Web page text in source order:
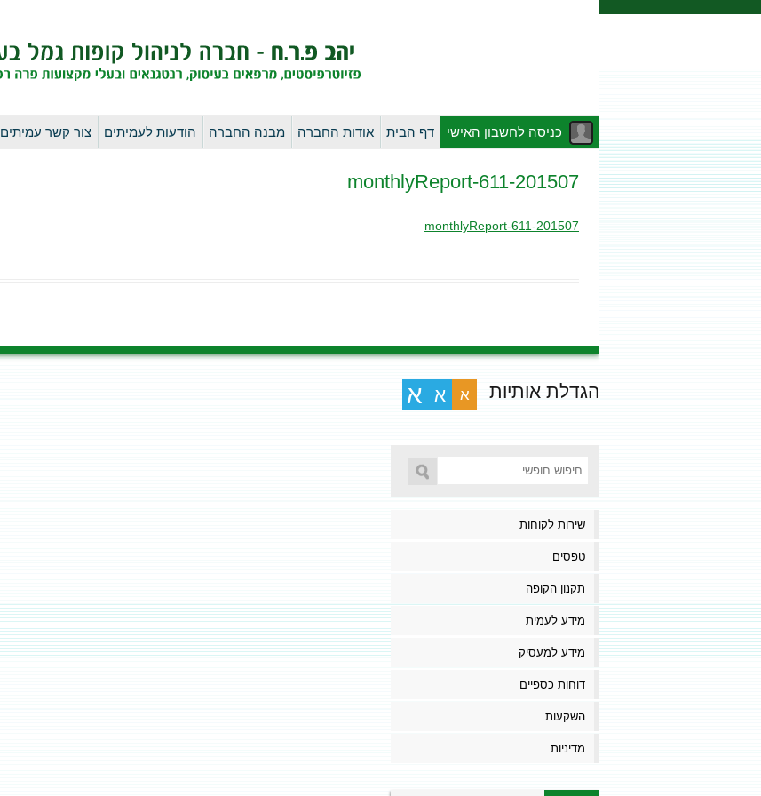
לדלג
כניסה לחשבון האישי דף הבית אודות החברה מבנה החברה הודעות לעמיתים צור קשר עמיתים
201507-monthlyReport-611
201507-monthlyReport-611
הגדלת אותיות א א א
שירות לקוחות
טפסים
תקנון הקופה
מידע לעמית
מידע למעסיק
דוחות כספיים
השקעות
מדיניות